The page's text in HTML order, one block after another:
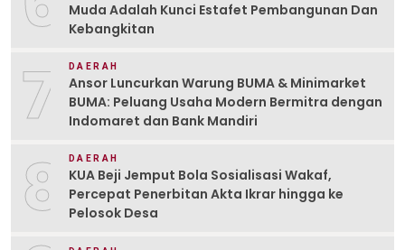
Muda Adalah Kunci Estafet Pembangunan Dan
Kebangkitan
7 DAERAH
Ansor Luncurkan Warung BUMA & Minimarket
BUMA: Peluang Usaha Modern Bermitra dengan
Indomaret dan Bank Mandiri
8 DAERAH
KUA Beji Jemput Bola Sosialisasi Wakaf,
Percepat Penerbitan Akta Ikrar hingga ke
Pelosok Desa